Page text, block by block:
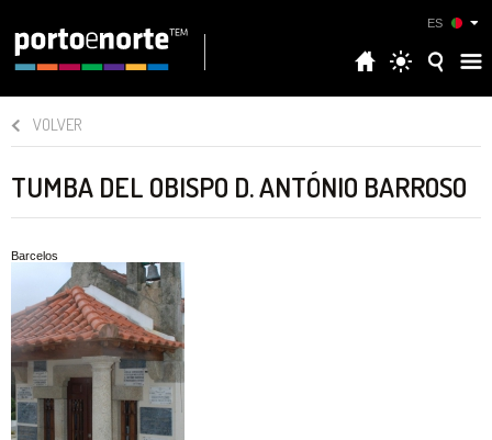
ES
VOLVER
TUMBA DEL OBISPO D. ANTÓNIO BARROSO
Barcelos